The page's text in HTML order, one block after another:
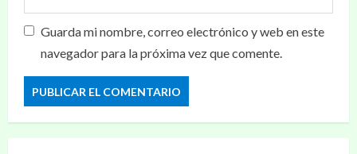
Guarda mi nombre, correo electrónico y web en este
navegador para la próxima vez que comente.